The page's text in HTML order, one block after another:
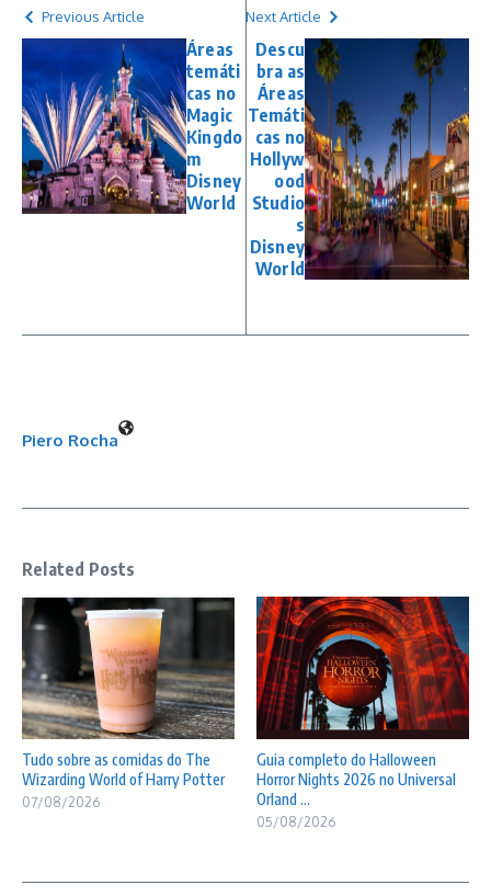
Previous Article
Áreas
temáti
cas no
Magic
Kingdo
m
Disney
World
Next Article
Descu
bra as
Áreas
Temáti
cas no
Hollyw
ood
Studio
s
Disney
World
Piero Rocha
Related Posts
Tudo sobre as comidas do The
Wizarding World of Harry Potter
07/08/2026
Guia completo do Halloween
Horror Nights 2026 no Universal
Orland ...
05/08/2026